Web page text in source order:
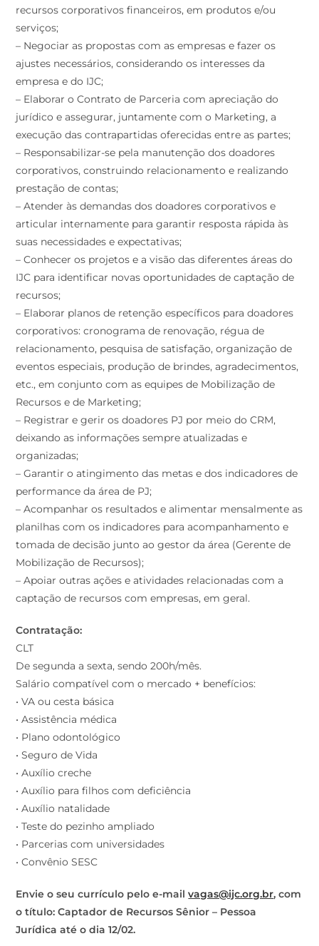
recursos corporativos financeiros, em produtos e/ou
serviços;
– Negociar as propostas com as empresas e fazer os
ajustes necessários, considerando os interesses da
empresa e do IJC;
– Elaborar o Contrato de Parceria com apreciação do
jurídico e assegurar, juntamente com o Marketing, a
execução das contrapartidas oferecidas entre as partes;
– Responsabilizar-se pela manutenção dos doadores
corporativos, construindo relacionamento e realizando
prestação de contas;
– Atender às demandas dos doadores corporativos e
articular internamente para garantir resposta rápida às
suas necessidades e expectativas;
– Conhecer os projetos e a visão das diferentes áreas do
IJC para identificar novas oportunidades de captação de
recursos;
– Elaborar planos de retenção específicos para doadores
corporativos: cronograma de renovação, régua de
relacionamento, pesquisa de satisfação, organização de
eventos especiais, produção de brindes, agradecimentos,
etc., em conjunto com as equipes de Mobilização de
Recursos e de Marketing;
– Registrar e gerir os doadores PJ por meio do CRM,
deixando as informações sempre atualizadas e
organizadas;
– Garantir o atingimento das metas e dos indicadores de
performance da área de PJ;
– Acompanhar os resultados e alimentar mensalmente as
planilhas com os indicadores para acompanhamento e
tomada de decisão junto ao gestor da área (Gerente de
Mobilização de Recursos);
– Apoiar outras ações e atividades relacionadas com a
captação de recursos com empresas, em geral.
Contratação:
CLT
De segunda a sexta, sendo 200h/mês.
Salário compatível com o mercado + benefícios:
• VA ou cesta básica
• Assistência médica
• Plano odontológico
• Seguro de Vida
• Auxílio creche
• Auxílio para filhos com deficiência
• Auxílio natalidade
• Teste do pezinho ampliado
• Parcerias com universidades
• Convênio SESC
Envie o seu currículo pelo e-mailvagas@ijc.org.br, com
o título: Captador de Recursos Sênior – Pessoa
Jurídica até o dia 12/02.